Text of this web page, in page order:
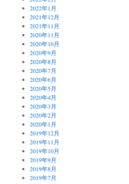
2022年1月
2021年12月
2021年11月
2020年11月
2020年10月
2020年9月
2020年8月
2020年7月
2020年6月
2020年5月
2020年4月
2020年3月
2020年2月
2020年1月
2019年12月
2019年11月
2019年10月
2019年9月
2019年8月
2019年7月